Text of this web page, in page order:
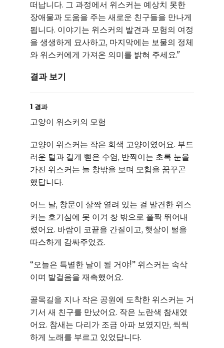
떠납니다. 그 과정에서 위스커는 예상치 못한
장애물과 도움을 주는 새로운 친구들을 만나게
됩니다. 이야기는 위스커의 발견과 모험의 여정
을 생생하게 묘사하고, 마지막에는 보물의 정체
와 위스커에게 가져온 의미를 밝혀 주세요."
결과 보기
1 결과
고양이 위스커의 모험
고양이 위스커는 작은 회색 고양이였어요. 부드
러운 털과 길게 뻗은 수염, 반짝이는 초록 눈을
가진 위스커는 늘 창밖을 보며 모험을 꿈꾸곤
했답니다.
어느 날, 창문이 살짝 열려 있는 걸 발견한 위스
커는 호기심에 못 이겨 창 밖으로 폴짝 뛰어내
렸어요. 바람이 코끝을 간질이고, 햇살이 털을
따스하게 감싸주었죠.
“오늘은 특별한 날이 될 거야!” 위스커는 속삭
이며 발걸음을 재촉했어요.
골목길을 지나 작은 공원에 도착한 위스커는 거
기서 새 친구를 만났어요. 작은 노란색 참새였
어요. 참새는 다리가 조금 아파 보였지만, 씩씩
하게 노래를 부르고 있었답니다.